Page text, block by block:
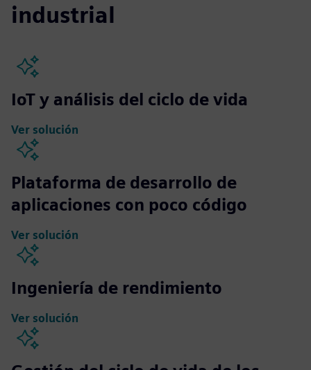
industrial
IoT y análisis del ciclo de vida
Ver solución
Plataforma de desarrollo de
aplicaciones con poco código
Ver solución
Ingeniería de rendimiento
Ver solución